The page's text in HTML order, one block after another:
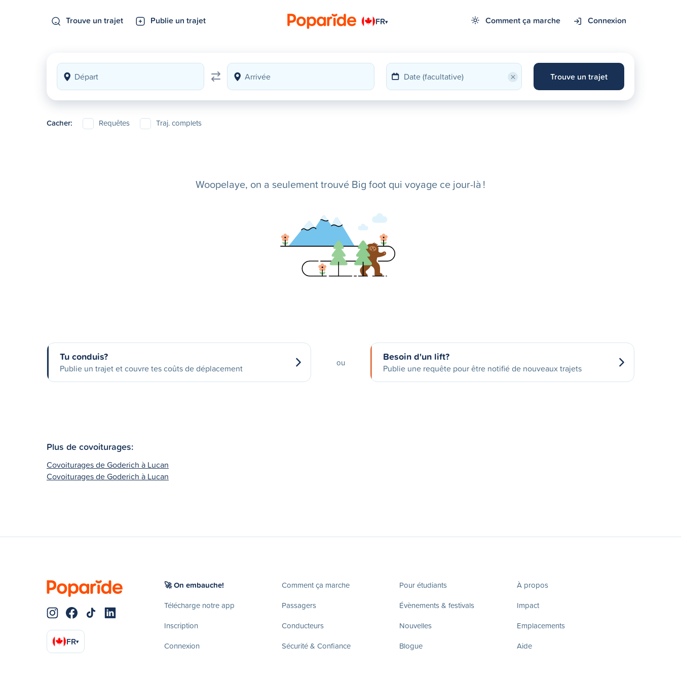
Trouve un trajet Publie un trajet FR▾ Comment ça marche Connexion
× Trouve un trajet
Cacher: Requêtes Traj. complets
Woopelaye, on a seulement trouvé Big foot qui voyage ce jour-là !
Tu conduis?
Publie un trajet et couvre tes coûts de déplacement
ou Besoin d'un lift?
Publie une requête pour être notifié de nouveaux trajets
Plus de covoiturages:
Covoiturages de Goderich à Lucan
Covoiturages de Goderich à Lucan
FR▾
🚀 On embauche!
Télécharge notre app
Inscription
Connexion
Comment ça marche
Passagers
Conducteurs
Sécurité & Confiance
Pour étudiants
Évènements & festivals
Nouvelles
Blogue
À propos
Impact
Emplacements
Aide